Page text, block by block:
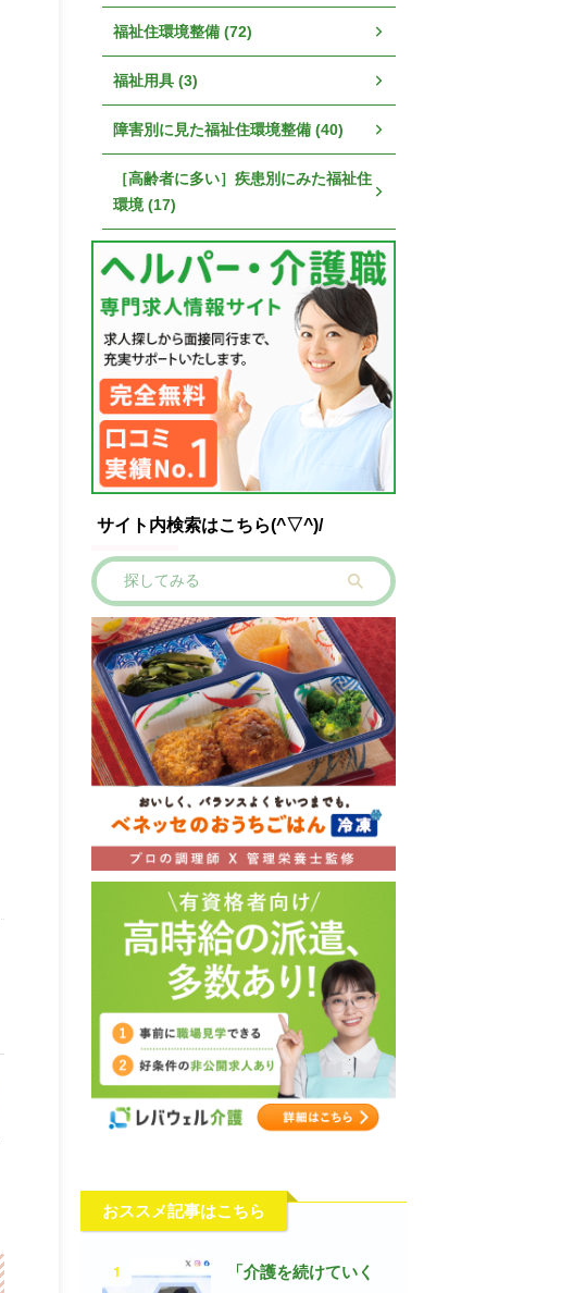
福祉住環境整備 (72)
福祉用具 (3)
障害別に見た福祉住環境整備 (40)
［高齢者に多い］疾患別にみた福祉住
環境 (17)
サイト内検索はこちら(^▽^)/
おススメ記事はこちら
1
「介護を続けていく